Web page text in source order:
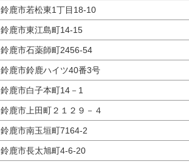
鈴鹿市若松東1丁目18-10
鈴鹿市東江島町14-15
鈴鹿市石薬師町2456-54
鈴鹿市鈴鹿ハイツ40番3号
鈴鹿市白子本町14－1
鈴鹿市上田町２１２９－４
鈴鹿市南玉垣町7164-2
鈴鹿市長太旭町4-6-20